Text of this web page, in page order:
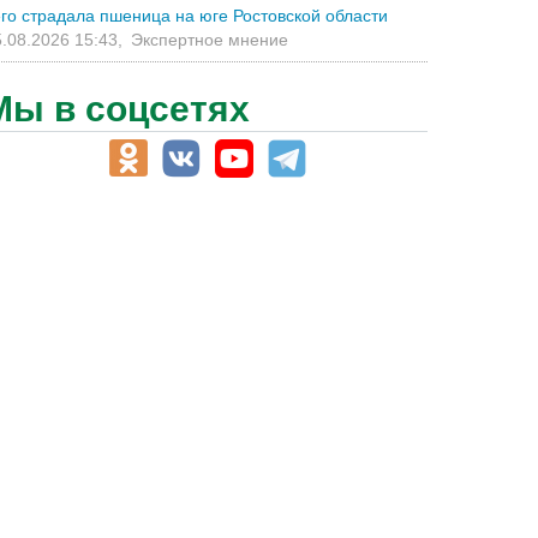
страдала пшеница на юге Ростовской области
15:43,
Экспертное мнение
в соцсетях